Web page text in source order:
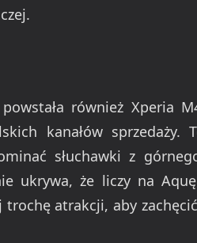
również Xperia
kanałów sprzedaży.
słuchawki z
ukrywa, że liczy na
atrakcji, aby